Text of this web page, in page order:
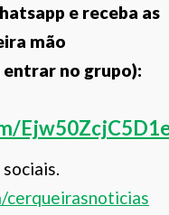
e receba as
mão
entrar no grupo):
cerqueirasnoticias